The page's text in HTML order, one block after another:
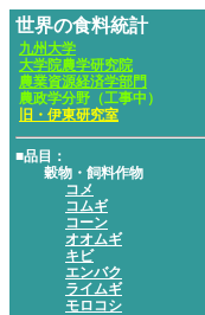
世界の食料統計
九州大学
大学院農学研究院
農業資源経済学部門
農政学分野（工事中）
旧・伊東研究室
■品目：
穀物・飼料作物
コメ
コムギ
コーン
オオムギ
キビ
エンバク
ライムギ
モロコシ